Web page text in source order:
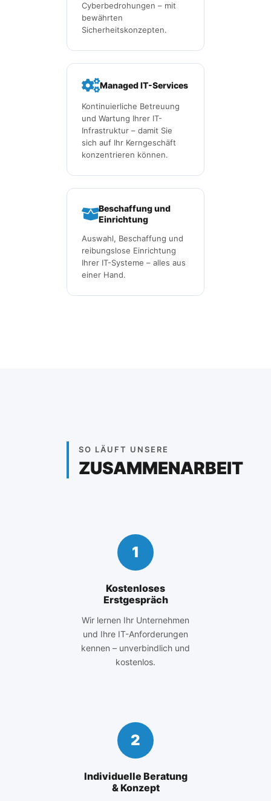
Cyberbedrohungen – mit
bewährten
Sicherheitskonzepten.
Managed IT-Services
Kontinuierliche Betreuung
und Wartung Ihrer IT-
Infrastruktur – damit Sie
sich auf Ihr Kerngeschäft
konzentrieren können.
Beschaffung und
Einrichtung
Auswahl, Beschaffung und
reibungslose Einrichtung
Ihrer IT-Systeme – alles aus
einer Hand.
SO LÄUFT UNSERE
ZUSAMMENARBEIT
1
Kostenloses
Erstgespräch
Wir lernen Ihr Unternehmen
und Ihre IT-Anforderungen
kennen – unverbindlich und
kostenlos.
2
Individuelle Beratung
& Konzept